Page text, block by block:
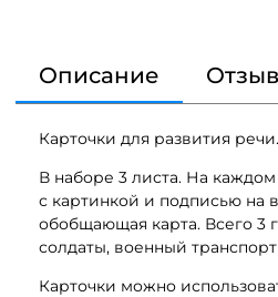
Описание
Карточки для развития речи.
В наборе 3 листа. На
с картинкой и подписью на
обобщающая карта. Всего 3
солдаты, военный транспорт
Карточки можно